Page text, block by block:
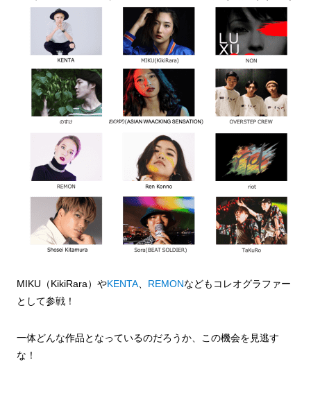
MIKU（KikiRara）やKENTA、 REMONなどもコレオグラファー
として参戦！
一体どんな作品となっているのだろうか、この機会を見逃す
な！